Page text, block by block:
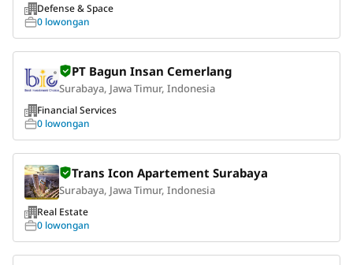
Defense & Space
0 lowongan
PT Bagun Insan Cemerlang
Surabaya, Jawa Timur, Indonesia
Financial Services
0 lowongan
Trans Icon Apartement Surabaya
Surabaya, Jawa Timur, Indonesia
Real Estate
0 lowongan